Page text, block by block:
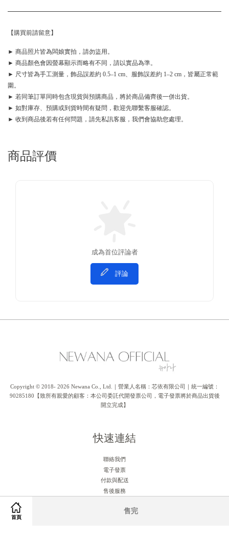
首頁
售完
【購買前請留意】
► 商品照片皆為闆娘實拍，請勿盜用。
► 商品顏色會因螢幕顯示而略有不同，請以實品為準。
► 尺寸皆為手工測量，飾品誤差約 0.5–1 cm、服飾誤差約 1–2 cm，皆屬正常範
圍。
► 若同筆訂單同時包含現貨與預購商品，將於商品備齊後一併出貨。
► 如對庫存、預購或到貨時間有疑問，歡迎先聯繫客服確認。
► 收到商品後若有任何問題，請先私訊客服，我們會協助您處理。
商品評價
成為首位評論者
評論
Copyright © 2018- 2026 Newana Co., Ltd.｜營業人名稱：芯依有限公司｜統一編號：
90285180【致所有親愛的顧客：本公司委託代開發票公司，電子發票將於商品出貨後
開立完成】
快速連結
聯絡我們
電子發票
付款與配送
售後服務